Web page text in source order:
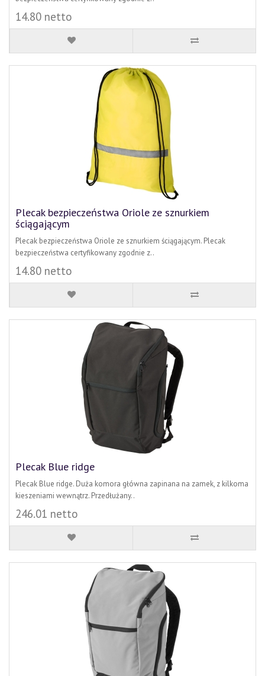
14.80 netto
Plecak bezpieczeństwa Oriole ze sznurkiem
ściągającym
Plecak bezpieczeństwa Oriole ze sznurkiem ściągającym. Plecak
bezpieczeństwa certyfikowany zgodnie z..
14.80 netto
Plecak Blue ridge
Plecak Blue ridge. Duża komora główna zapinana na zamek, z kilkoma
kieszeniami wewnątrz. Przedłużany..
246.01 netto